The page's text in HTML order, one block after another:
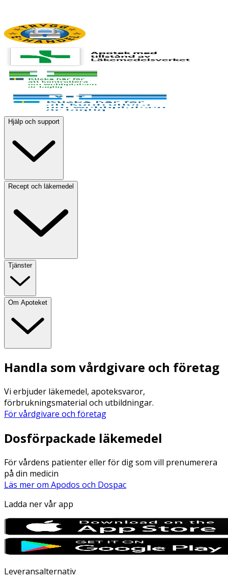
Hjälp och support
Recept och läkemedel
Tjänster
Om Apoteket
Handla som vårdgivare och företag
Vi erbjuder läkemedel, apoteksvaror,
förbrukningsmaterial och utbildningar.
För vårdgivare och företag
Dosförpackade läkemedel
För vårdens patienter eller för dig som vill prenumerera
på din medicin
Läs mer om Apodos och Dospac
Ladda ner vår app
Leveransalternativ